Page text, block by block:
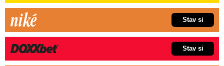
Stav si
Stav si